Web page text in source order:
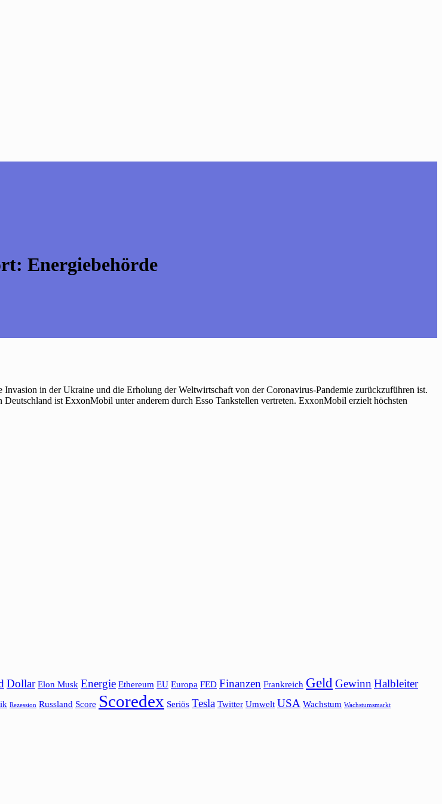
Energiebehörde
in der Ukraine und die Erholung der Weltwirtschaft von der Coronavirus-Pandemie zurückzuführen ist.
ist ExxonMobil unter anderem durch Esso Tankstellen vertreten. ExxonMobil erzielt höchsten
Dollar Elon Musk Energie Ethereum EU Europa FED Finanzen Frankreich Geld Gewinn Halbleiter
Rezession Russland Score Scoredex Seriös Tesla Twitter Umwelt USA Wachstum Wachstumsmarkt